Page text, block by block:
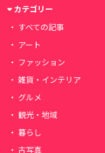
カテゴリー
すべての記事
アート
ファッション
雑貨・インテリア
グルメ
観光・地域
暮らし
古写真